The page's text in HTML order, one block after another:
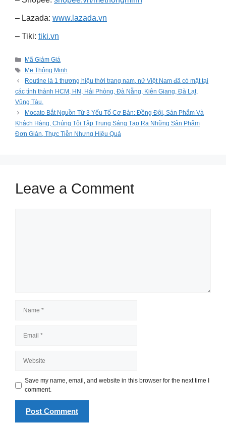
– Lazada: www.lazada.vn
– Tiki: tiki.vn
Categories
Mã Giảm Giá
Tags
Mẹ Thông Minh
Routine là 1 thương hiệu thời trang nam, nữ Việt Nam đã có mặt tại
các tỉnh thành HCM, HN, Hải Phòng, Đà Nẵng, Kiên Giang, Đà Lạt,
Vũng Tàu.
Mocato Bắt Nguồn Từ 3 Yếu Tố Cơ Bản: Đồng Đội, Sản Phẩm Và
Khách Hàng, Chúng Tôi Tập Trung Sáng Tạo Ra Những Sản Phẩm
Đơn Giản, Thực Tiễn Nhưng Hiệu Quả
Leave a Comment
Save my name, email, and website in this browser for the next time I
comment.